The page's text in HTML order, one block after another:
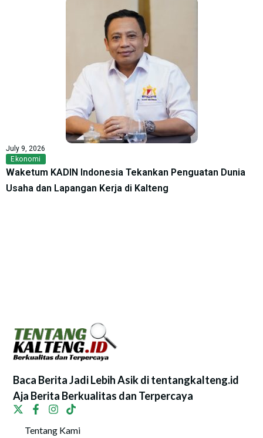
July 9, 2026
Ekonomi
Waketum KADIN Indonesia Tekankan Penguatan Dunia
Usaha dan Lapangan Kerja di Kalteng
Baca Berita Jadi Lebih Asik di tentangkalteng.id
Aja Berita Berkualitas dan Terpercaya
Tentang Kami